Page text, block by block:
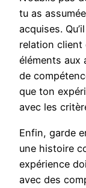
tu as
acquises.
relation client
éléments aux
de
que ton
avec les
Enfin, garde
une histoire
expérience
avec des